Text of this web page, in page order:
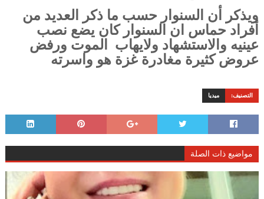
ويذكر أن السنوار حسب ما ذكر العديد من
أفراد حماس ان السنوار كان يضع نصب
عينيه والاستشهاد ولايهاب الموت ورفض
عروض كثيرة مغادرة غزة هو واسرته
التصنيف: ميديا
مواضيع ذات الصلة